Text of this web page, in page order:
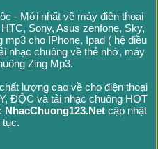
- Mới nhất về máy điện thoại
Sony, Asus zenfone, Sky,
cho IPhone, Ipad ( hệ điều
nhạc chuông về thẻ nhớ, máy
Zing Mp3.
lượng cao về cho điện thoại
ĐỘC và tải nhạc chuông HOT
NhacChuong123.Netcập nhật
tục.